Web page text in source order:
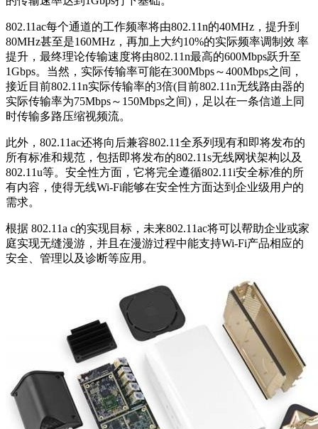
802.11ac每个通道的工作频率将由802.11n的40MHz，提升到
80MHz甚至是160MHz，再加上大约10%的实际频率调制效 率
提升，最终理论传输速度将由802.11n最高的600Mbps跃升至
1Gbps。当然，实际传输率可能在300Mbps～400Mbps之间，
接近目前802.11n实际传输率的3倍(目前802.11n无线路由器的
实际传输率为75Mbps～150Mbps之间)，足以在一条信道上同
时传输多路压缩视频流。
此外，802.11ac还将向后兼容802.11全系列现有和即将发布的
所有标准和规范，包括即将发布的802.11s无线网状架构以及
802.11u等。安全性方面，它将完全遵循802.11i安全标准的所
有内容，使得无线Wi-Fi能够在安全性方面达到企业级用户的
需求。
根据 802.11a c的实现目标，未来802.11ac将可以帮助企业或家
庭实现无缝漫游，并且在漫游过程中能支持Wi-Fi产品相应的
安全、管理以及诊断等应用。